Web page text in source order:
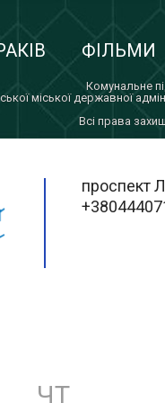
ФІЛЬМИ
Комунальне
міської державної
Всi права
проспект
ЧТ